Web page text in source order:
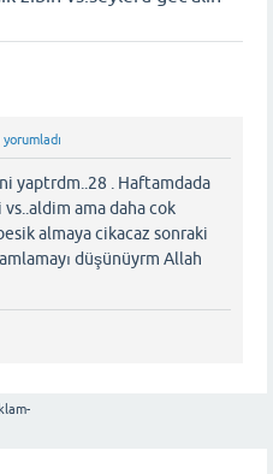
yorumladı
yaptrdm..28 . Haftamdada
ama daha cok
almaya cikacaz sonraki
düşünüyrm Allah